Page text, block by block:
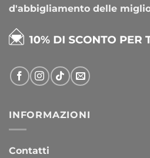
d'abbigliamento delle
INFORMAZIONI
Contatti